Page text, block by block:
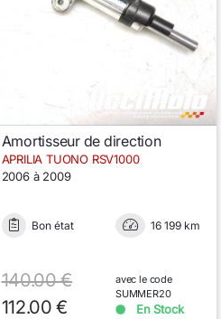
Amortisseur de direction
APRILIA TUONO RSV1000
2006 à 2009
Bon état 16 199 km
140.00 €
112.00 €
avec le code
SUMMER20
En Stock